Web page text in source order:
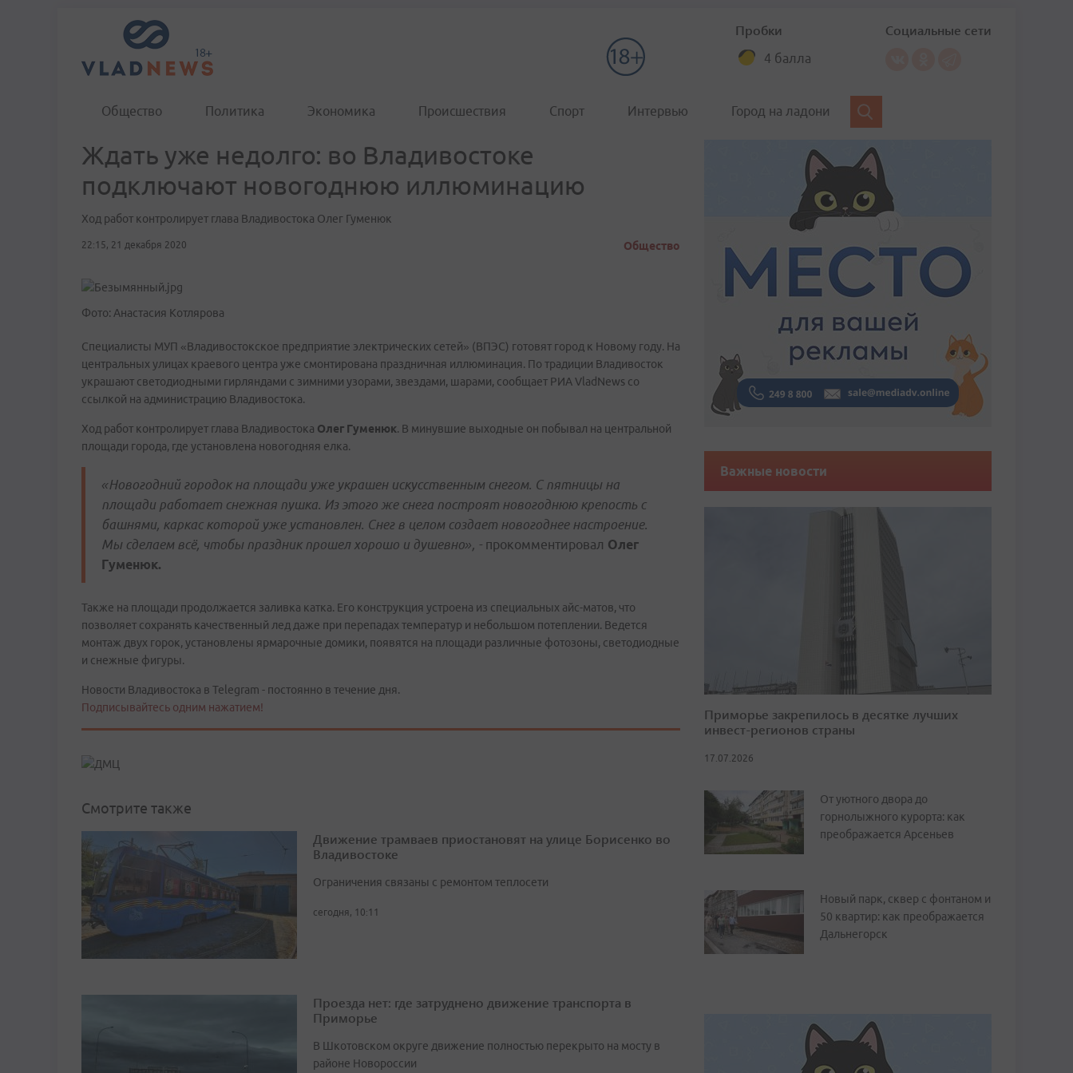
Пробки
4 балла
Социальные сети
Общество Политика Экономика Происшествия Спорт Интервью Город на ладони
Ждать уже недолго: во Владивостоке
подключают новогоднюю иллюминацию
Ход работ контролирует глава Владивостока Олег Гуменюк
22:15, 21 декабря 2020 Общество
Фото: Анастасия Котлярова
Специалисты МУП «Владивостокское предприятие электрических сетей» (ВПЭС) готовят город к Новому году. На
центральных улицах краевого центра уже смонтирована праздничная иллюминация. По традиции Владивосток
украшают светодиодными гирляндами с зимними узорами, звездами, шарами, сообщает РИА VladNews со
ссылкой на администрацию Владивостока.
Ход работ контролирует глава Владивостока Олег Гуменюк. В минувшие выходные он побывал на центральной
площади города, где установлена новогодняя елка.
«Новогодний городок на площади уже украшен искусственным снегом. С пятницы на
площади работает снежная пушка. Из этого же снега построят новогоднюю крепость с
башнями, каркас которой уже установлен. Снег в целом создает новогоднее настроение.
Мы сделаем всё, чтобы праздник прошел хорошо и душевно», - прокомментировал Олег
Гуменюк.
Также на площади продолжается заливка катка. Его конструкция устроена из специальных айс-матов, что
позволяет сохранять качественный лед даже при перепадах температур и небольшом потеплении. Ведется
монтаж двух горок, установлены ярмарочные домики, появятся на площади различные фотозоны, светодиодные
и снежные фигуры.
Новости Владивостока в Telegram - постоянно в течение дня.
Подписывайтесь одним нажатием!
Смотрите также
Движение трамваев приостановят на улице Борисенко во
Владивостоке
Ограничения связаны с ремонтом теплосети
сегодня, 10:11
Проезда нет: где затруднено движение транспорта в
Приморье
В Шкотовском округе движение полностью перекрыто на мосту в
районе Новороссии
Важные новости
Приморье закрепилось в десятке лучших
инвест-регионов страны
17.07.2026
От уютного двора до
горнолыжного курорта: как
преображается Арсеньев
Новый парк, сквер с фонтаном и
50 квартир: как преображается
Дальнегорск